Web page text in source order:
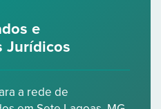
e
Jurídicos
a rede de